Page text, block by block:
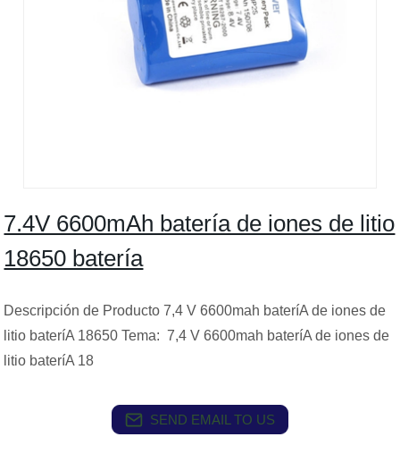
7.4V 6600mAh batería de iones de litio
18650 batería
Descripción de Producto 7,4 V 6600mah bateríA de iones de
litio bateríA 18650 Tema: 7,4 V 6600mah bateríA de iones de
litio bateríA 18
SEND EMAIL TO US